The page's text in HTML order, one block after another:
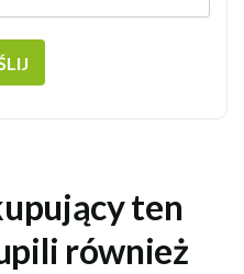
ten
również